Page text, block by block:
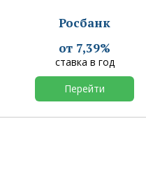
Росбанк
от 7,39%
ставка в год
Перейти